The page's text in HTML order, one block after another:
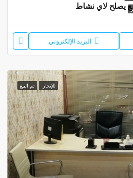
يصلح لاي نشاط
البريد الإلكتروني
للإيجار تم البيع